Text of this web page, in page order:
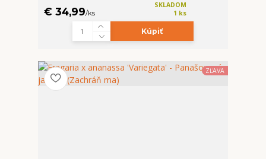
€ 34,99/ks
SKLADOM
1 ks
Kúpiť
ZĽAVA